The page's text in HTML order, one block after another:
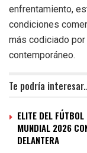
enfrentamiento,
condiciones
más codiciado
contemporáneo.
Te podría
ELITE DEL
MUNDIAL 2026
DELANTERA